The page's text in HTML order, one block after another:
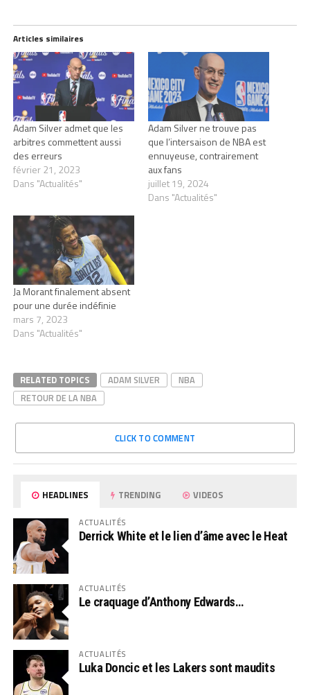
Articles similaires
Adam Silver admet que les
arbitres commettent aussi
des erreurs
février 21, 2023
Dans "Actualités"
Adam Silver ne trouve pas
que l’intersaison de NBA est
ennuyeuse, contrairement
aux fans
juillet 19, 2024
Dans "Actualités"
Ja Morant finalement absent
pour une durée indéfinie
mars 7, 2023
Dans "Actualités"
RELATED TOPICS ADAM SILVER
NBA
RETOUR DE LA NBA
CLICK TO COMMENT
HEADLINES TRENDING VIDEOS
ACTUALITÉS
Derrick White et le lien d’âme avec le Heat
ACTUALITÉS
Le craquage d’Anthony Edwards…
ACTUALITÉS
Luka Doncic et les Lakers sont maudits